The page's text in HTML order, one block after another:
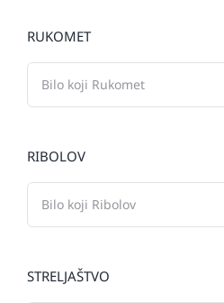
RUKOMET
RIBOLOV
STRELJAŠTVO